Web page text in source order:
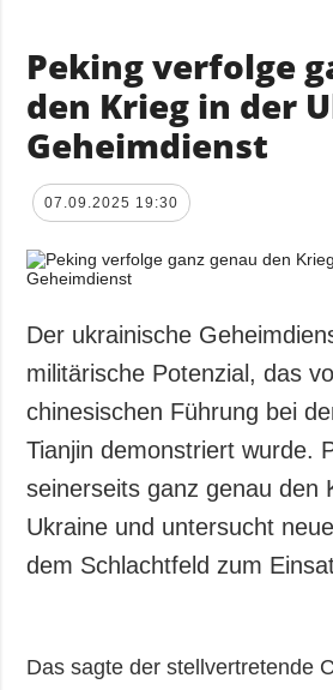
Peking verfolge
den Krieg in der
Geheimdienst
07.09.2025 19:30
Der ukrainische
militärische Potenzial, das
chinesischen Führung bei
Tianjin demonstriert wurde.
seinerseits ganz genau den
Ukraine und untersucht
dem Schlachtfeld zum
Das sagte der stellvertretende